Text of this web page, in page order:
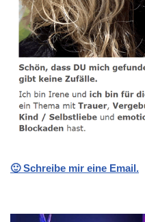
🙂 Schreibe mir eine Email.